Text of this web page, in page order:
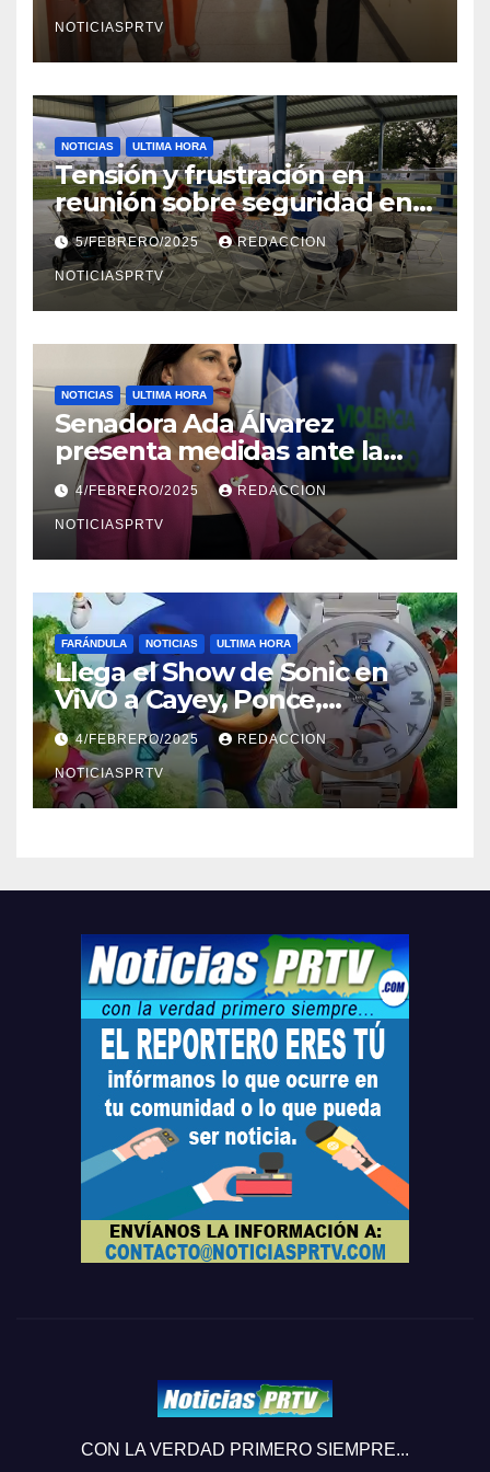
en Mayagüez
NOTICIASPRTV
NOTICIAS ULTIMA HORA
Tensión y frustración en
reunión sobre seguridad en
Reparto Metropolitano
5/FEBRERO/2025 REDACCION
NOTICIASPRTV
NOTICIAS ULTIMA HORA
Senadora Ada Álvarez
presenta medidas ante la
violencia en el noviazgo
4/FEBRERO/2025 REDACCION
NOTICIASPRTV
FARÁNDULA NOTICIAS ULTIMA HORA
Llega el Show de Sonic en
ViVO a Cayey, Ponce,
Barceloneta y Humacao,
Relojes gratis para el que
compre ahora….
4/FEBRERO/2025 REDACCION
NOTICIASPRTV
CON LA VERDAD PRIMERO SIEMPRE...